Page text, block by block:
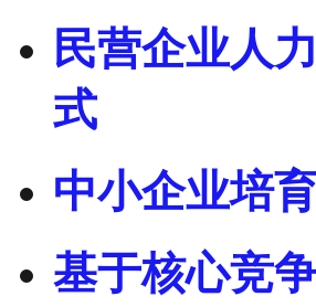
民营企业人
式
中小企业培
基于核心竞